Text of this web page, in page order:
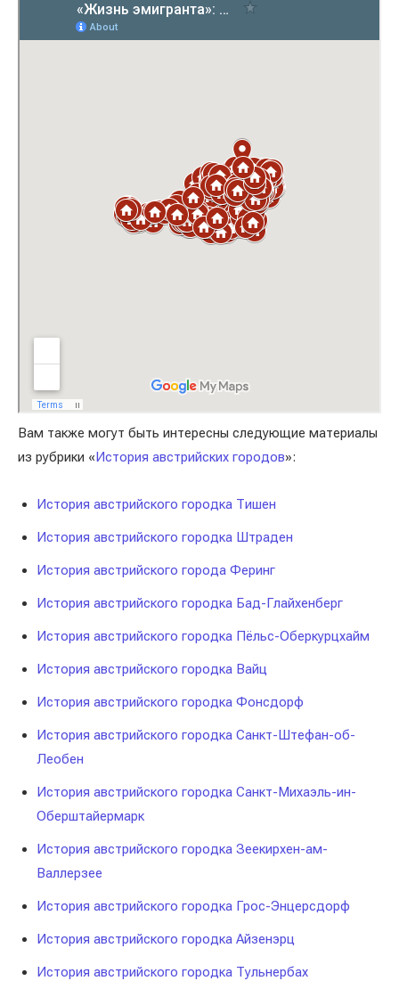
Вам также могут быть интересны следующие материалы
из рубрики «История австрийских городов»:
История австрийского городка Тишен
История австрийского городка Штраден
История австрийского города Феринг
История австрийского городка Бад-Глайхенберг
История австрийского городка Пёльс-Оберкурцхайм
История австрийского городка Вайц
История австрийского городка Фонсдорф
История австрийского городка Санкт-Штефан-об-
Леобен
История австрийского городка Санкт-Михаэль-ин-
Оберштайермарк
История австрийского городка Зеекирхен-ам-
Валлерзее
История австрийского городка Грос-Энцерсдорф
История австрийского городка Айзенэрц
История австрийского городка Тульнербах